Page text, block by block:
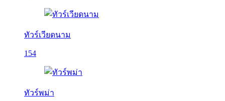
ทัวร์เวียดนาม
154
ทัวร์พม่า